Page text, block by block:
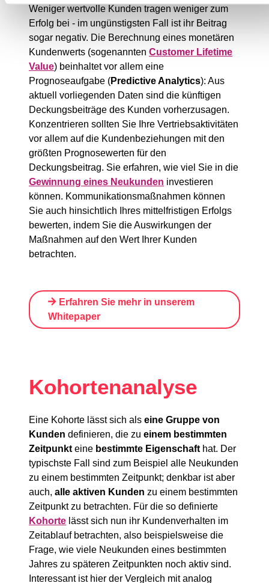
Weniger wertvolle Kunden tragen weniger zum
Erfolg bei - im ungünstigsten Fall ist ihr Beitrag
sogar negativ. Die Berechnung eines monetären
Kundenwerts (sogenannten Customer Lifetime
Value) beinhaltet vor allem eine
Prognoseaufgabe (Predictive Analytics): Aus
aktuell vorliegenden Daten sind die künftigen
Deckungsbeiträge des Kunden vorherzusagen.
Konzentrieren sollten Sie Ihre Vertriebsaktivitäten
vor allem auf die Kundenbeziehungen mit den
größten Prognosewerten für den
Deckungsbeitrag. Sie erfahren, wie viel Sie in die
Gewinnung eines Neukunden investieren
können. Kommunikationsmaßnahmen können
Sie auch hinsichtlich Ihres mittelfristigen Erfolgs
bewerten, indem Sie die Auswirkungen der
Maßnahmen auf den Wert Ihrer Kunden
betrachten.
Erfahren Sie mehr in unserem
Whitepaper
Kohortenanalyse
Eine Kohorte lässt sich als eine Gruppe von
Kunden definieren, die zu einem bestimmten
Zeitpunkt eine bestimmte Eigenschaft hat. Der
typischste Fall sind zum Beispiel alle Neukunden
zu einem bestimmten Zeitpunkt; denkbar ist aber
auch, alle aktiven Kunden zu einem bestimmten
Zeitpunkt zu betrachten. Für die so definierte
Kohorte lässt sich nun ihr Kundenverhalten im
Zeitablauf betrachten, also beispielsweise die
Frage, wie viele Neukunden eines bestimmten
Jahres zu späteren Zeitpunkten noch aktiv sind.
Interessant ist hier der Vergleich mit analog